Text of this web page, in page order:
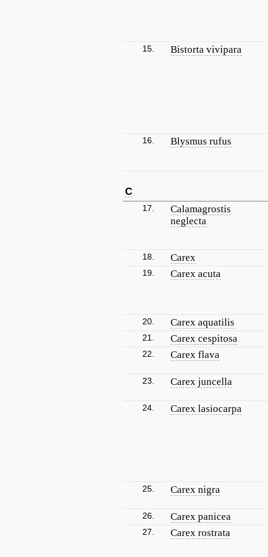
15. Bistorta vivipara
16. Blysmus rufus
C
17.
Calamagrostis
neglecta
18. Carex
19. Carex acuta
20. Carex aquatilis
21. Carex cespitosa
22. Carex flava
23. Carex juncella
24. Carex lasiocarpa
25. Carex nigra
26. Carex panicea
27. Carex rostrata